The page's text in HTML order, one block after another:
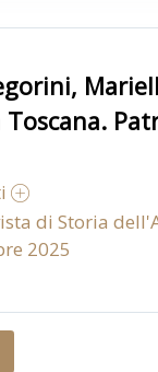
di Storia
2025